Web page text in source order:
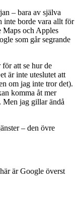
– bara av själva
inte borde vara allt för
och Apples
som går segrande
att se hur de
är inte uteslutet att
om jag inte tror det).
komma åt mer
Men jag gillar ändå
– den övre
är Google överst